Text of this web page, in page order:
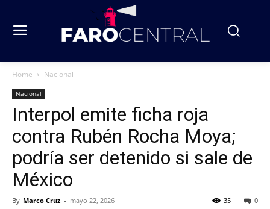
Home Nacional
Nacional
Interpol emite ficha roja
contra Rubén Rocha Moya;
podría ser detenido si sale de
México
By Marco Cruz - mayo 22, 2026 0
35